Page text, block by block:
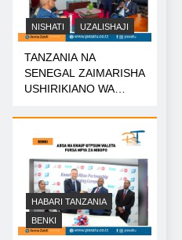
NISHATI UZALISHAJI
TANZANIA NA
SENEGAL ZAIMARISHA
USHIRIKIANO WA
HABARI TANZANIA
BENKI